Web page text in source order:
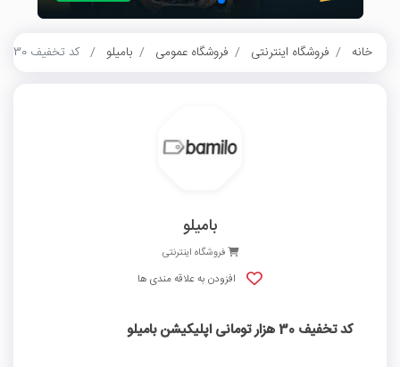
خانه فروشگاه اینترنتی فروشگاه عمومی بامیلو کد تخفیف 30 هزار تومانی اپلیکیشن بامیلو
بامیلو
فروشگاه اینترنتی
افزودن به علاقه مندی ها
کد تخفیف 30 هزار تومانی اپلیکیشن بامیلو